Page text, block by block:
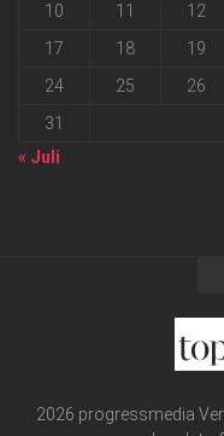
10
11 12
17
18 19
24
25 26
31
« Juli
2026 progressmedia